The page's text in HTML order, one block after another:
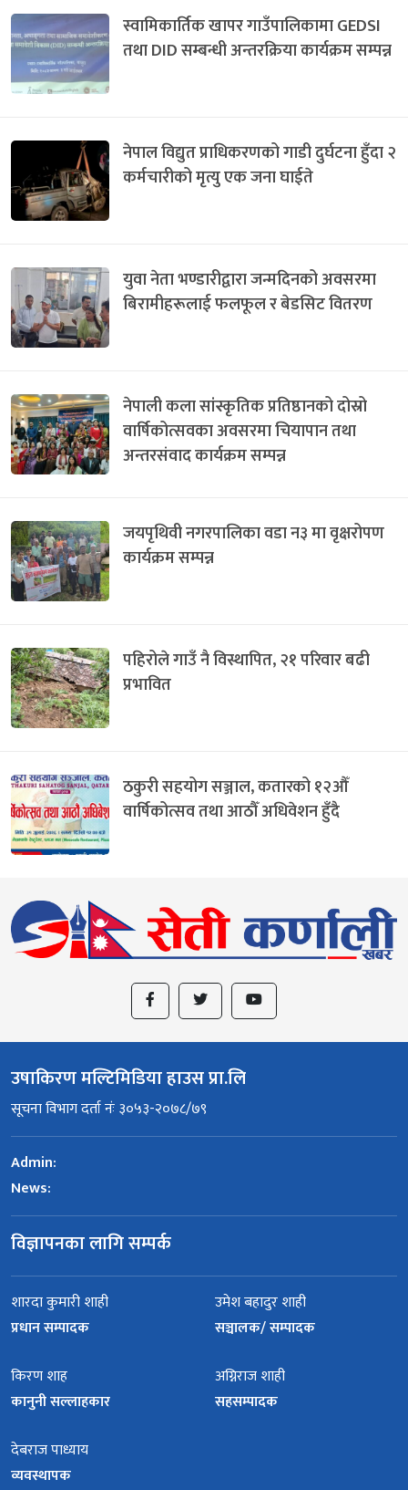
स्वामिकार्तिक खापर गाउँपालिकामा GEDSI
तथा DID सम्बन्धी अन्तरक्रिया कार्यक्रम सम्पन्न
नेपाल विद्युत प्राधिकरणको गाडी दुर्घटना हुँदा २
कर्मचारीको मृत्यु एक जना घाईते
युवा नेता भण्डारीद्वारा जन्मदिनको अवसरमा
बिरामीहरूलाई फलफूल र बेडसिट वितरण
नेपाली कला सांस्कृतिक प्रतिष्ठानको दोस्रो
वार्षिकोत्सवका अवसरमा चियापान तथा
अन्तरसंवाद कार्यक्रम सम्पन्न
जयपृथिवी नगरपालिका वडा न३ मा वृक्षरोपण
कार्यक्रम सम्पन्न
पहिरोले गाउँ नै विस्थापित, २१ परिवार बढी
प्रभावित
ठकुरी सहयोग सञ्जाल, कतारको १२औँ
वार्षिकोत्सव तथा आठौँ अधिवेशन हुँदै
उषाकिरण मल्टिमिडिया हाउस प्रा.लि
सूचना विभाग दर्ता नंः ३०५३-२०७८/७९
Admin:
News:
विज्ञापनका लागि सम्पर्क
शारदा कुमारी शाही
प्रधान सम्पादक
उमेश बहादुर शाही
सञ्चालक/ सम्पादक
किरण शाह
कानुनी सल्लाहकार
अग्निराज शाही
सहसम्पादक
देबराज पाध्याय
व्यवस्थापक